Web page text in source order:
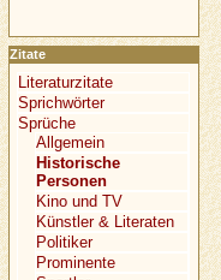
Zitate
Literaturzitate
Sprichwörter
Sprüche
Allgemein
Historische
Personen
Kino und TV
Künstler & Literaten
Politiker
Prominente